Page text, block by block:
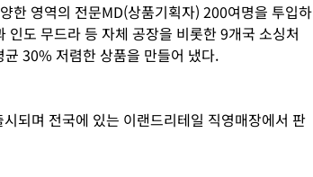
한 영역의 전문MD(상품기획자) 200여명을 투입하
인도 무드라 등 자체 공장을 비롯한 9개국 소싱처
30% 저렴한 상품을 만들어 냈다.
되며 전국에 있는 이랜드리테일 직영매장에서 판